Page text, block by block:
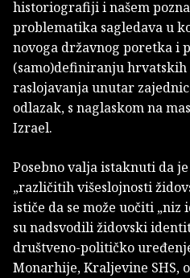
historiografiji i našem
problematika sagledava u
novoga državnog poretka i
(samo)definiranju hrvatskih
raslojavanja unutar
odlazak, s naglaskom na
Izrael.
Posebno valja istaknuti da
„različitih višeslojnosti
ističe da se može uočiti
su nadsvodili židovski
društveno-političko
Monarhije, Kraljevine SHS,